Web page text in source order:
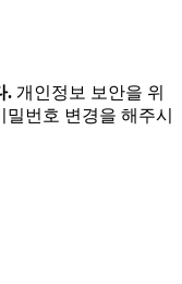
. 개인정보 보안을 위
번호 변경을 해주시